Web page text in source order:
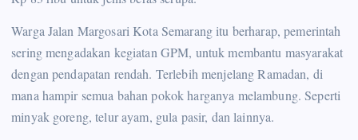
Warga Jalan Margosari Kota Semarang itu berharap, pemerintah
sering mengadakan kegiatan GPM, untuk membantu masyarakat
dengan pendapatan rendah. Terlebih menjelang Ramadan, di
mana hampir semua bahan pokok harganya melambung. Seperti
minyak goreng, telur ayam, gula pasir, dan lainnya.